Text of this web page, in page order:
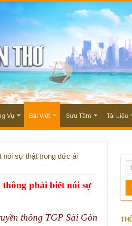
Vụ Bài Viết Sưu Tầm Tài Liệu
sự thật trong đức ái
phải biết nói sự
thông TGP Sài Gòn